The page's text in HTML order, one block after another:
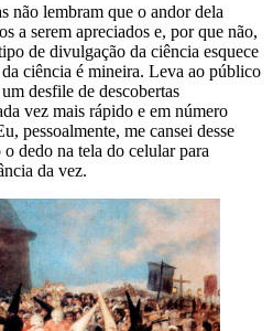
não lembram que o andor dela
a serem apreciados e, por que não,
de divulgação da ciência esquece
ciência é mineira. Leva ao público
desfile de descobertas
vez mais rápido e em número
pessoalmente, me cansei desse
dedo na tela do celular para
da vez.